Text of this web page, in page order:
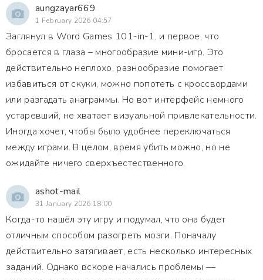
aungzayar669
1 February 2026 04:57
Заглянул в Word Games 101-in-1, и первое, что
бросается в глаза – многообразие мини-игр. Это
действительно неплохо, разнообразие помогает
избавиться от скуки, можно попотеть с кроссвордами
или разгадать анаграммы. Но вот интерфейс немного
устаревший, не хватает визуальной привлекательности.
Иногда хочет, чтобы было удобнее переключаться
между играми. В целом, время убить можно, но не
ожидайте ничего сверхъестественного.
ashot-mail
31 January 2026 18:00
Когда-то нашёл эту игру и подумал, что она будет
отличным способом разогреть мозги. Поначалу
действительно затягивает, есть несколько интересных
заданий. Однако вскоре начались проблемы —